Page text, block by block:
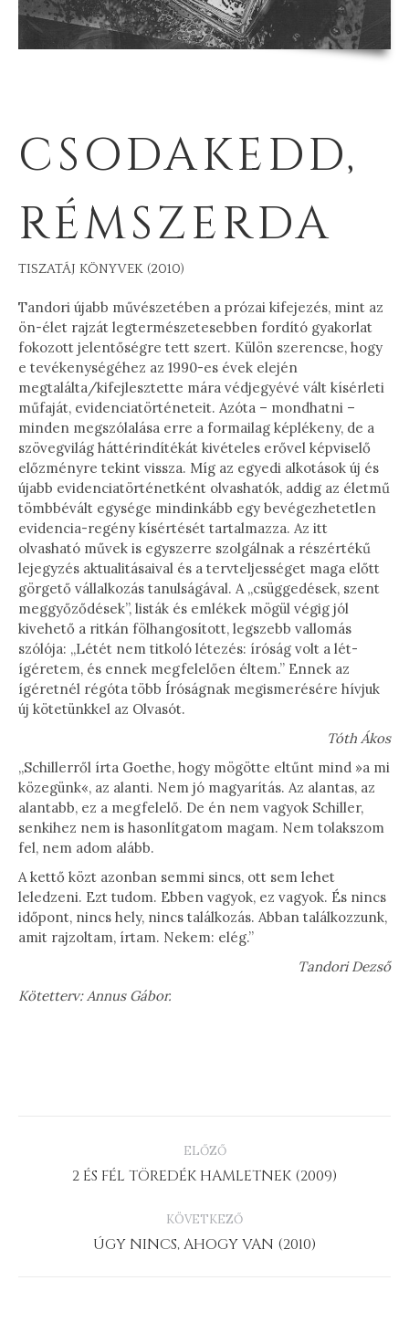
CSODAKEDD,
RÉMSZERDA
TISZATÁJ KÖNYVEK (2010)
Tandori újabb művészetében a prózai kifejezés, mint az
ön-élet rajzát legtermészetesebben fordító gyakorlat
fokozott jelentőségre tett szert. Külön szerencse, hogy
e tevékenységéhez az 1990-es évek elején
megtalálta/kifejlesztette mára védjegyévé vált kísérleti
műfaját, evidenciatörténeteit. Azóta – mondhatni –
minden megszólalása erre a formailag képlékeny, de a
szövegvilág háttérindítékát kivételes erővel képviselő
előzményre tekint vissza. Míg az egyedi alkotások új és
újabb evidenciatörténetként olvashatók, addig az életmű
tömbbévált egysége mindinkább egy bevégezhetetlen
evidencia-regény kísértését tartalmazza. Az itt
olvasható művek is egyszerre szolgálnak a részértékű
lejegyzés aktualitásaival és a tervteljességet maga előtt
görgető vállalkozás tanulságával. A „csüggedések, szent
meggyőződések”, listák és emlékek mögül végig jól
kivehető a ritkán fölhangosított, legszebb vallomás
szólója: „Létét nem titkoló létezés: íróság volt a lét-
ígéretem, és ennek megfelelően éltem.” Ennek az
ígéretnél régóta több Íróságnak megismerésére hívjuk
új kötetünkkel az Olvasót.
Tóth Ákos
„Schillerről írta Goethe, hogy mögötte eltűnt mind »a mi
közegünk«, az alanti. Nem jó magyarítás. Az alantas, az
alantabb, ez a megfelelő. De én nem vagyok Schiller,
senkihez nem is hasonlítgatom magam. Nem tolakszom
fel, nem adom alább.
A kettő közt azonban semmi sincs, ott sem lehet
leledzeni. Ezt tudom. Ebben vagyok, ez vagyok. És nincs
időpont, nincs hely, nincs találkozás. Abban találkozzunk,
amit rajzoltam, írtam. Nekem: elég.”
Tandori Dezső
Kötetterv: Annus Gábor.
PROJECT
NAVIGATION
ELŐZŐ
Previous
2 ÉS FÉL TÖREDÉK HAMLETNEK (2009)
KÖVETKEZŐ
Next
ÚGY NINCS, AHOGY VAN (2010)